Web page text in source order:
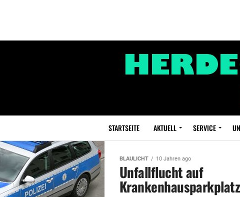
STARTSEITE AKTUELL SERVICE
BLAULICHT 10 Jahren ago
Unfallflucht auf
Krankenhausparkplatz